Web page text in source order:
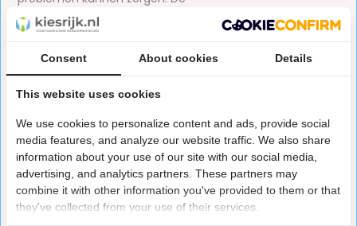
mondverzorgingsproducten van CB12 kunnen ook
ondersteuning bieden bij het verhelpen van een
langdurig slechte adem. Hieronder volgt een overzicht
van de CB12 producten die je via Kiesrijk.nl kunt bestellen.
CB12 mondwater: 3 soorten
CB12 biedt drie verschillende soorten mondwater
om een
goede mondhygiëne te ondersteunen. Alle drie de
mondspoelingen bestrijden de oorzaak van een slechte
adem tot wel 12 uur lang. Daarbij hecht het mondwater
Consent About cookies Details
This website uses cookies
We use cookies to personalize content and ads, provide social
media features, and analyze our website traffic. We also share
information about your use of our site with our social media,
advertising, and analytics partners. These partners may
combine it with other information you've provided to them or that
they've collected from your use of their services.